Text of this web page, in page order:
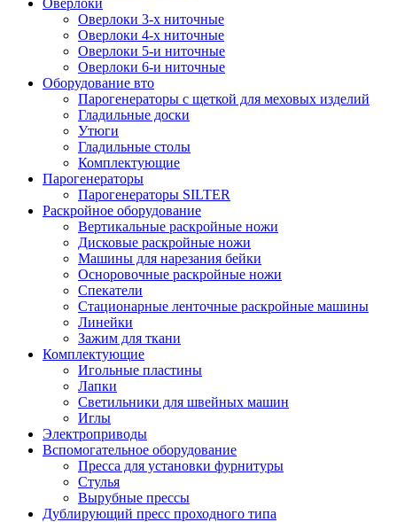
Оверлоки
Оверлоки 3-х ниточные
Оверлоки 4-х ниточные
Оверлоки 5-и ниточные
Оверлоки 6-и ниточные
Оборудование вто
Парогенераторы с щеткой для меховых изделий
Гладильные доски
Утюги
Гладильные столы
Комплектующие
Парогенераторы
Парогенераторы SILTER
Раскройное оборудование
Вертикальные раскройные ножи
Дисковые раскройные ножи
Машины для нарезания бейки
Осноровочные раскройные ножи
Спекатели
Стационарные ленточные раскройные машины
Линейки
Зажим для ткани
Комплектующие
Игольные пластины
Лапки
Светильники для швейных машин
Иглы
Электроприводы
Вспомогательное оборудование
Пресса для установки фурнитуры
Стулья
Вырубные прессы
Дублирующий пресс проходного типа